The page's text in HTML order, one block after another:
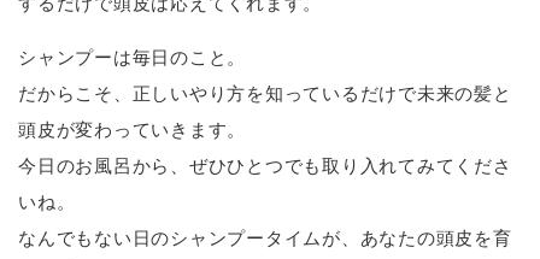
シャンプーは毎日のこと。
だからこそ、正しいやり方を知っているだけで未来の髪と
頭皮が変わっていきます。
今日のお風呂から、ぜひひとつでも取り入れてみてくださ
いね。
なんでもない日のシャンプータイムが、あなたの頭皮を育